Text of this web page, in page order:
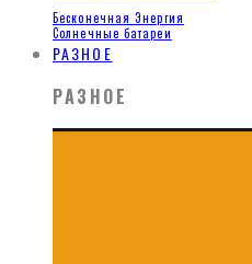
Бесконечная Энергия
Солнечные батареи
РАЗНОЕ
РАЗНОЕ